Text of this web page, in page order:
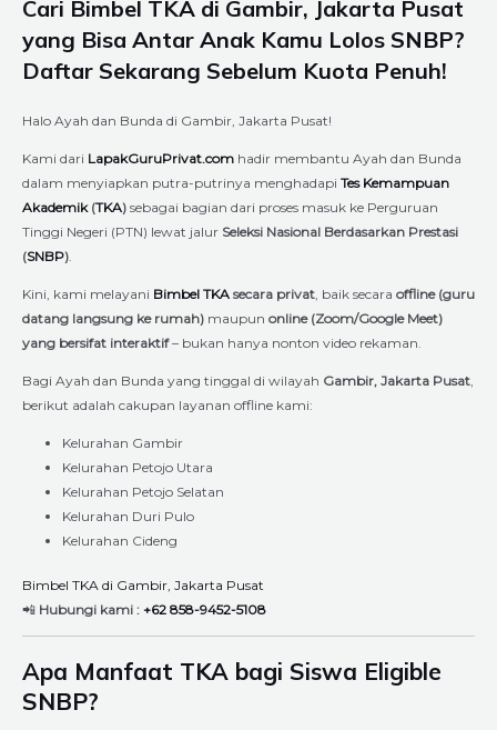
Cari Bimbel TKA di Gambir, Jakarta Pusat
yang Bisa Antar Anak Kamu Lolos SNBP?
Daftar Sekarang Sebelum Kuota Penuh!
Halo Ayah dan Bunda di Gambir, Jakarta Pusat!
Kami dari LapakGuruPrivat.com hadir membantu Ayah dan Bunda
dalam menyiapkan putra-putrinya menghadapi Tes Kemampuan
Akademik(TKA) sebagai bagian dari proses masuk ke Perguruan
Tinggi Negeri (PTN) lewat jalur Seleksi Nasional Berdasarkan Prestasi
(SNBP)
Kini, kami melayani Bimbel TKA secara privat , baik secara offline (guru
datang langsung ke rumah) maupun online (Zoom/Google Meet)
yang bersifat interaktif– bukan hanya nonton video rekaman.
Bagi Ayah dan Bunda yang tinggal di wilayah Gambir, Jakarta Pusat
berikut adalah cakupan layanan offline kami:
Kelurahan Gambir
Kelurahan Petojo Utara
Kelurahan Petojo Selatan
Kelurahan Duri Pulo
Kelurahan Cideng
Bimbel TKA di Gambir, Jakarta Pusat
📲 Hubungi kami : +62 858-9452-5108
Apa Manfaat TKA bagi Siswa Eligible
SNBP?